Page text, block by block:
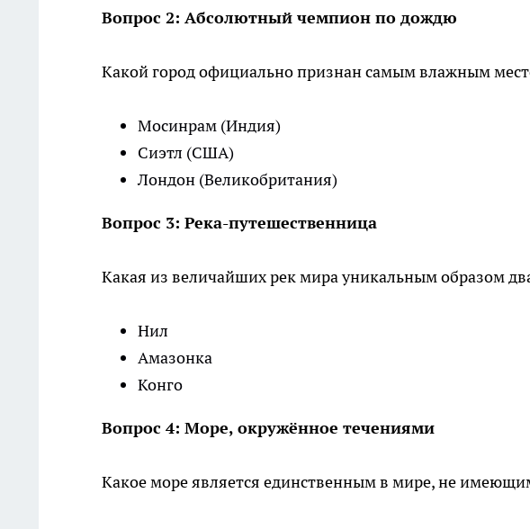
Вопрос 2: Абсолютный чемпион по дождю
Какой город официально признан самым влажным
Мосинрам (Индия)
Сиэтл (США)
Лондон (Великобритания)
Вопрос 3: Река-путешественница
Какая из величайших рек мира уникальным образом
Нил
Амазонка
Конго
Вопрос 4: Море, окружённое течениями
Какое море является единственным в мире, не